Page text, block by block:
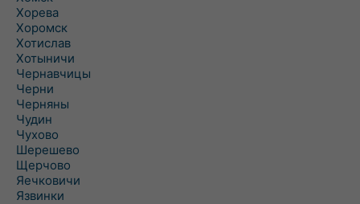
Хорева
Хоромск
Хотислав
Хотыничи
Чернавчицы
Черни
Черняны
Чудин
Чухово
Шерешево
Щерчово
Яечковичи
Язвинки